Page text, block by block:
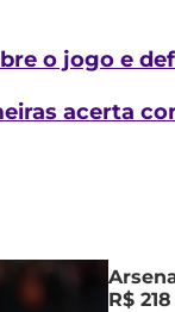
o jogo e
acerta
R$